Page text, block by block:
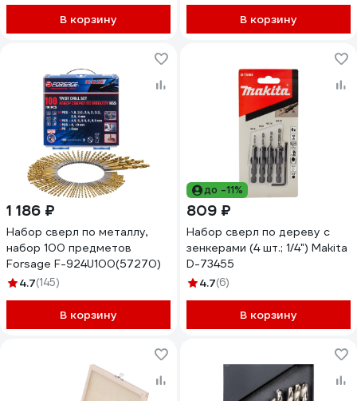
В корзину В корзину
1 186 ₽
Набор сверл по металлу,
набор 100 предметов
Forsage F-924U100(57270)
4.7(145)
В корзину
до -11%
809 ₽
Набор сверл по дереву с
зенкерами (4 шт.; 1/4") Makita
D-73455
4.7(6)
В корзину